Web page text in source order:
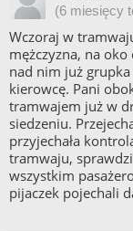
(6 miesięcy
Wczoraj w
mężczyzna, na
nad nim już
kierowcę. Pani
tramwajem już w
siedzeniu.
przyjechała
tramwaju,
wszystkim
pijaczek pojechali